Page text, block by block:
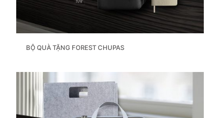
BỘ QUÀ TẶNG FOREST CHUPAS